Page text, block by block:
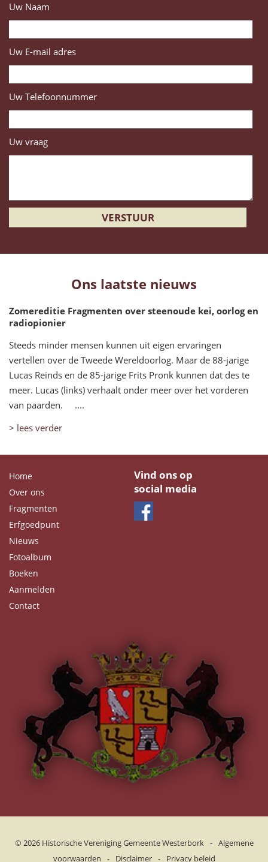
Uw Naam
Uw E-mail adres
Uw Telefoonnummer
Uw vraag
Ons laatste nieuws
Zomereditie Fragmenten over steenoude kei, oorlog en
radiopionier
Steeds minder mensen kunnen uit eigen ervaringen
vertellen over de Tweede Wereldoorlog. Maar de 88-jarige
Lucas Reinds en de 85-jarige Frits Pronk kunnen dat des te
meer. Lucas (links) verhaalt onder meer over het vorderen
van paarden. ....
> lees verder
Home
Over ons
Fragmenten
Erfgoedpunt
Nieuws
Fotoalbum
Boeken
Aanmelden
Contact
Vind ons op
social media
© 2026 Historische Vereniging Gemeente Westerbork - Algemene
voorwaarden
- Disclaimer - Privacy beleid